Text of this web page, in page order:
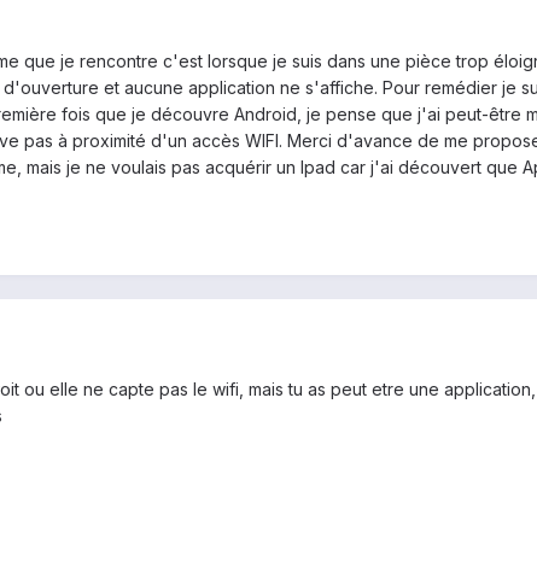
que je rencontre c'est lorsque je suis dans une pièce trop
et aucune application ne s'affiche. Pour remédier je
fois que je découvre Android, je pense que j'ai peut-être
pas à proximité d'un accès WIFI. Merci d'avance de me
mais je ne voulais pas acquérir un Ipad car j'ai découvert que
ou elle ne capte pas le wifi, mais tu as peut etre une